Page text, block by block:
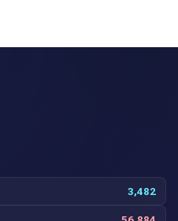
3,482